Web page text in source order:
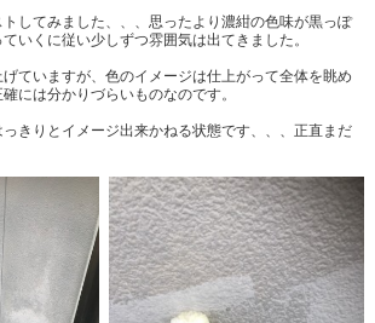
してみました、、、思ったより濃紺の色味が黒っぽ
いくに従い少しずつ雰囲気は出てきました。
ていますが、色のイメージは仕上がって全体を眺め
には分かりづらいものなのです。
きりとイメージ出来かねる状態です、、、正直まだ